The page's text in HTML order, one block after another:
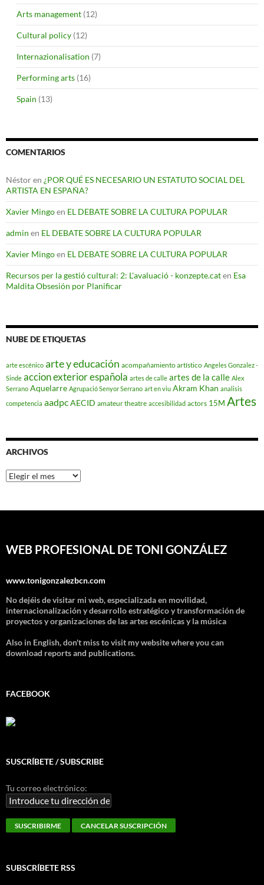
Arts management (12)
Cultural policy (12)
Internazionalisation (7)
Performing arts (16)
Spain (13)
COMENTARIOS
Néstoren ¿POR QUÉ ES NECESARIO UN ESTATUTO SOCIAL DEL
ARTISTA EN ESPAÑA?
Xavier Mingoen EL DEBATE SOBRE LA CULTURA POPULAR
admin en EL DEBATE SOBRE LA CULTURA POPULAR
Xavier Mingoen EL DEBATE SOBRE LA CULTURA POPULAR
Recursos per la gestió cultural: 2: L'avaluació - konzepte.caten Esa
Maldita Obsesión por Planificar
NUBE DE ETIQUETAS
arte escénico arte y educación acompañamiento artístico Angeles Gonzalez -
Sinde accion exterior española artes de calle artes de la calle Alex
Serrano Aquelarre Agrupació Senyor Serrano art en viu Akram Khan analisis
competencia aadpcAECID amateur theatre accesibilidad actors 15M Artes
ARCHIVOS
Archivos
WEB PROFESIONAL DE TONI GONZÁLEZ
www.tonigonzalezbcn.com
No dejéis de visitar mi web, especializada en movilidad,
internacionalización y desarrollo estratégico y transformación de
proyectos y organizaciones de las artes escénicas y la música
Also in English, don't miss to visit my website where you can
download reports and publications.
FACEBOOK
SUSCRÍBETE / SUBSCRIBE
Tu correo electrónico:
SUBSCRÍBETE RSS